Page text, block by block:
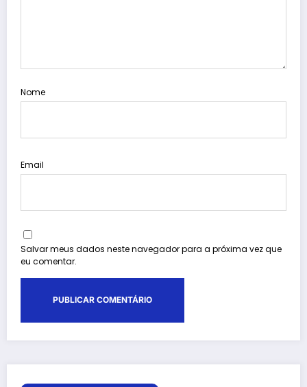
Nome
Email
Salvar meus dados neste navegador para a próxima vez que
eu comentar.